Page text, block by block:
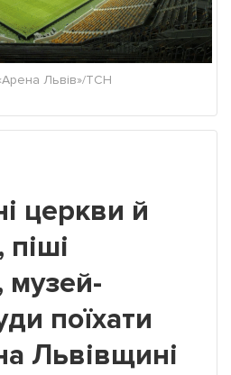
Львів»/ТСН
церкви й
піші
музей-
поїхати
Львівщині